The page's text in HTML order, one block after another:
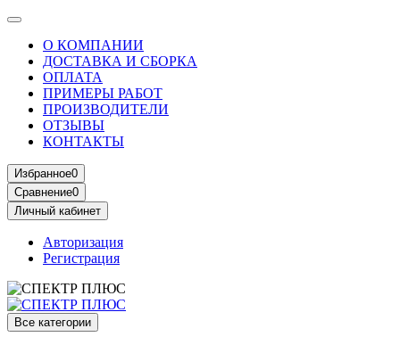
О КОМПАНИИ
ДОСТАВКА И СБОРКА
ОПЛАТА
ПРИМЕРЫ РАБОТ
ПРОИЗВОДИТЕЛИ
ОТЗЫВЫ
КОНТАКТЫ
Избранное0
Сравнение0
Личный кабинет
Авторизация
Регистрация
Все категории